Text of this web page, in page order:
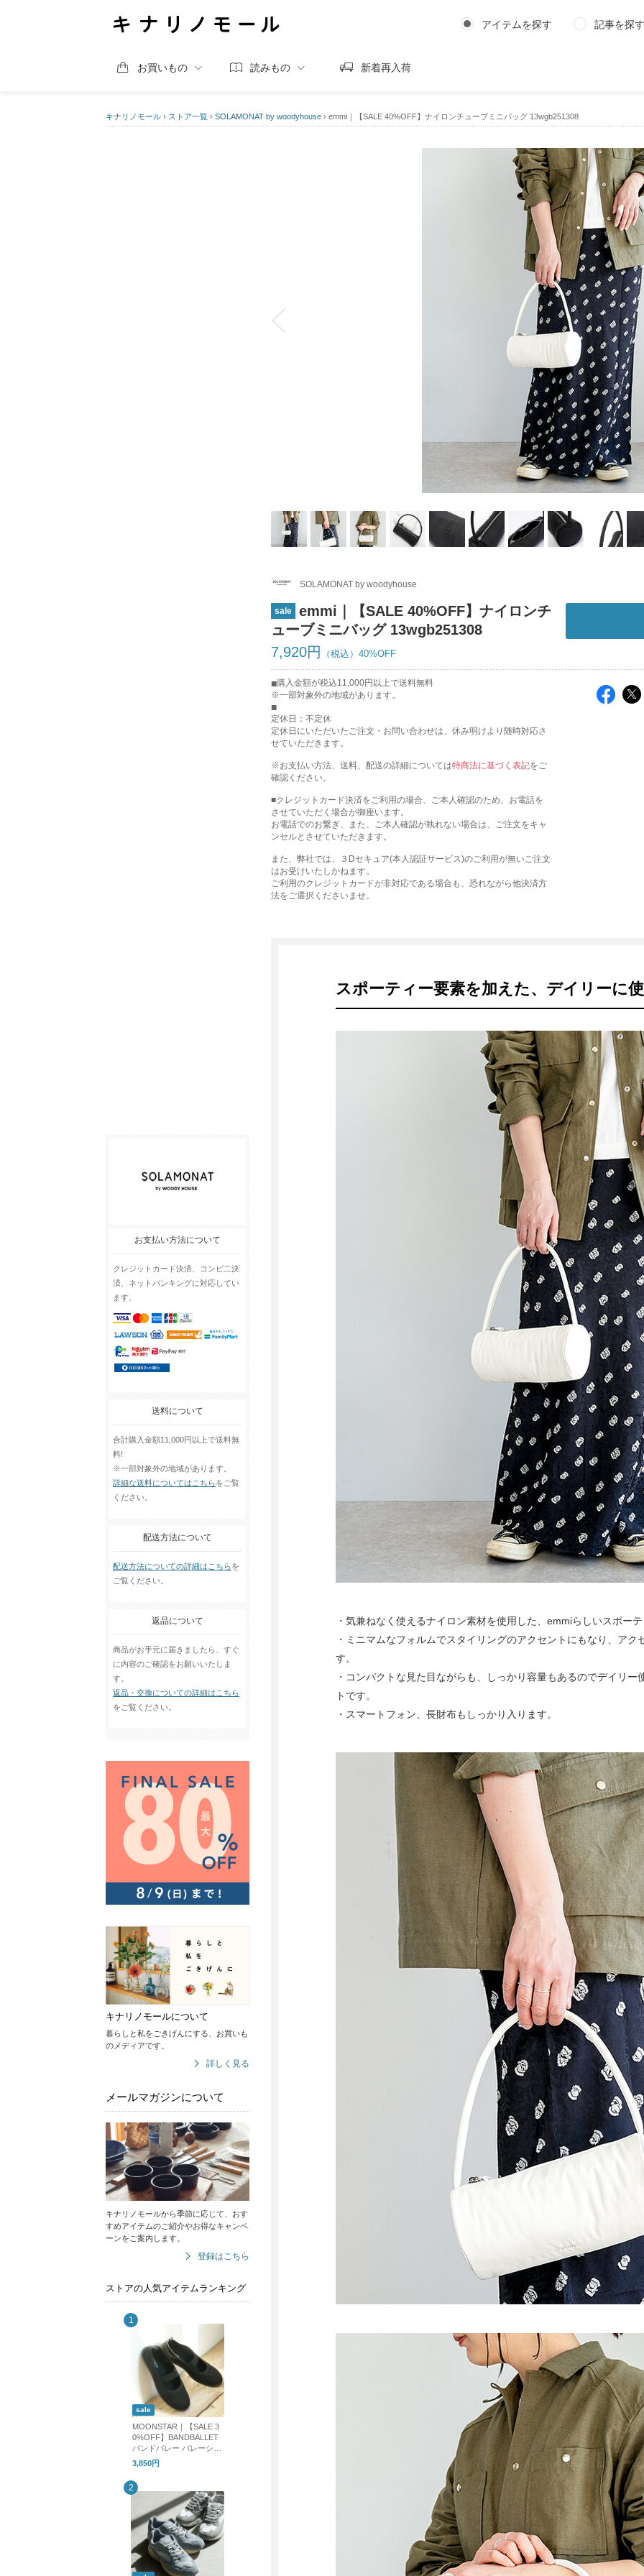
アイテムを探す 記事を探す
お買いもの 読みもの 新着再入荷
キナリノモール › ストア一覧 › SOLAMONAT by woodyhouse › emmi｜【SALE 40%OFF】ナイロンチューブミニバッグ 13wgb251308
お支払い方法について
クレジットカード決済、コンビ二決
済、ネットバンキングに対応してい
ます。
送料について
合計購入金額11,000円以上で送料無
料!
※一部対象外の地域があります。
詳細な送料についてはこちらをご覧
ください。
配送方法について
配送方法についての詳細はこちらを
ご覧ください。
返品について
商品がお手元に届きましたら、すぐ
に内容のご確認をお願いいたしま
す。
返品・交換についての詳細はこちら
をご覧ください。
キナリノモールについて
暮らしと私をごきげんにする、お買いも
のメディアです。
詳しく見る
メールマガジンについて
キナリノモールから季節に応じて、おす
すめアイテムのご紹介やお得なキャンペ
ーンをご案内します。
登録はこちら
ストアの人気アイテムランキング
sale
MOONSTAR｜【SALE 3
0%OFF】BANDBALLET
バンドバレー バレーシュ
ーズ フラットシューズ b
andballet
3,850円
SOLAMONAT by woodyhouse
sale
emmi｜【SALE 40%OFF】ナイロンチ
ューブミニバッグ 13wgb251308
7,920円
40%OFF
購入金額が税込11,000円以上で送料無料
※一部対象外の地域があります。
定休日：不定休
定休日にいただいたご注文・お問い合わせは、休み明けより随時対応さ
せていただきます。
※お支払い方法、送料、配送の詳細については特商法に基づく表記をご
確認ください。
■クレジットカード決済をご利用の場合、ご本人確認のため、お電話を
させていただく場合が御座います。
お電話でのお繋ぎ、また、ご本人確認が執れない場合は、ご注文をキャ
ンセルとさせていただきます。
また、弊社では、３Dセキュア(本人認証サービス)のご利用が無いご注文
はお受けいたしかねます。
ご利用のクレジットカードが非対応である場合も、恐れながら他決済方
法をご選択くださいませ。
スポーティー要素を加えた、デイリーに
・気兼ねなく使えるナイロン素材を使用した、emmiらしいスポー
・ミニマムなフォルムでスタイリングのアクセントにもなり、ア
す。
・コンパクトな見た目ながらも、しっかり容量もあるのでデイリー
トです。
・スマートフォン、長財布もしっかり入ります。